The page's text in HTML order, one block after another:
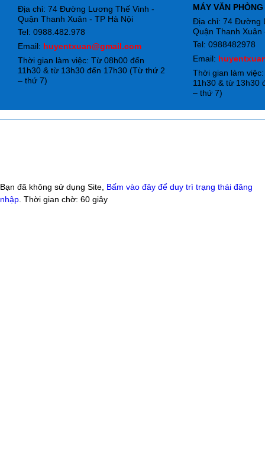
Địa chỉ: 74 Đường Lương Thế Vinh -
Quận Thanh Xuân - TP Hà Nội
Tel: 0988.482.978
Email: huyentxuan@gmail.com
Thời gian làm việc: Từ 08h00 đến
11h30 & từ 13h30 đến 17h30 (Từ thứ 2
– thứ 7)
MÁY VĂN PHÒNG
Địa chỉ: 74 Đường
Quận Thanh Xuân
Tel: 0988482978
Email:
Thời gian làm
11h30 & từ 13h30
– thứ 7)
Bạn đã không sử dụng Site, Bấm vào đây để duy trì trạng thái đăng
nhập . Thời gian chờ: 60 giây